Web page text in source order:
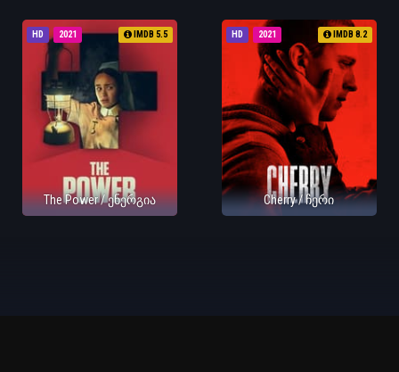
HD 2021 IMDB 5.5
The Power / ენერგია
HD 2021 IMDB 8.2
Cherry / ჩერი